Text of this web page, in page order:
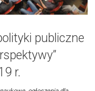
publiczne
r.